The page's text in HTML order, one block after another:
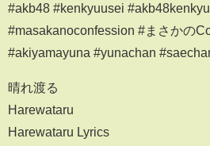
#akb48 #kenkyuusei
#masakanoconfession #まさかの
#akiyamayuna #yunachan
晴れ渡る
Harewataru
Harewataru Lyrics